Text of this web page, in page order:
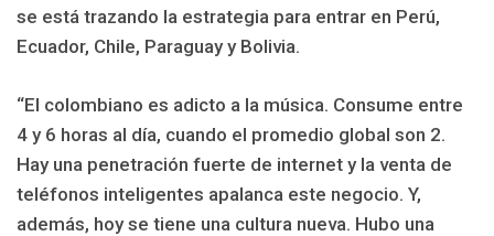
se está trazando la estrategia para entrar en Perú,
Ecuador, Chile, Paraguay y Bolivia.
“El colombiano es adicto a la música. Consume entre
4 y 6 horas al día, cuando el promedio global son 2.
Hay una penetración fuerte de internet y la venta de
teléfonos inteligentes apalanca este negocio. Y,
además, hoy se tiene una cultura nueva. Hubo una